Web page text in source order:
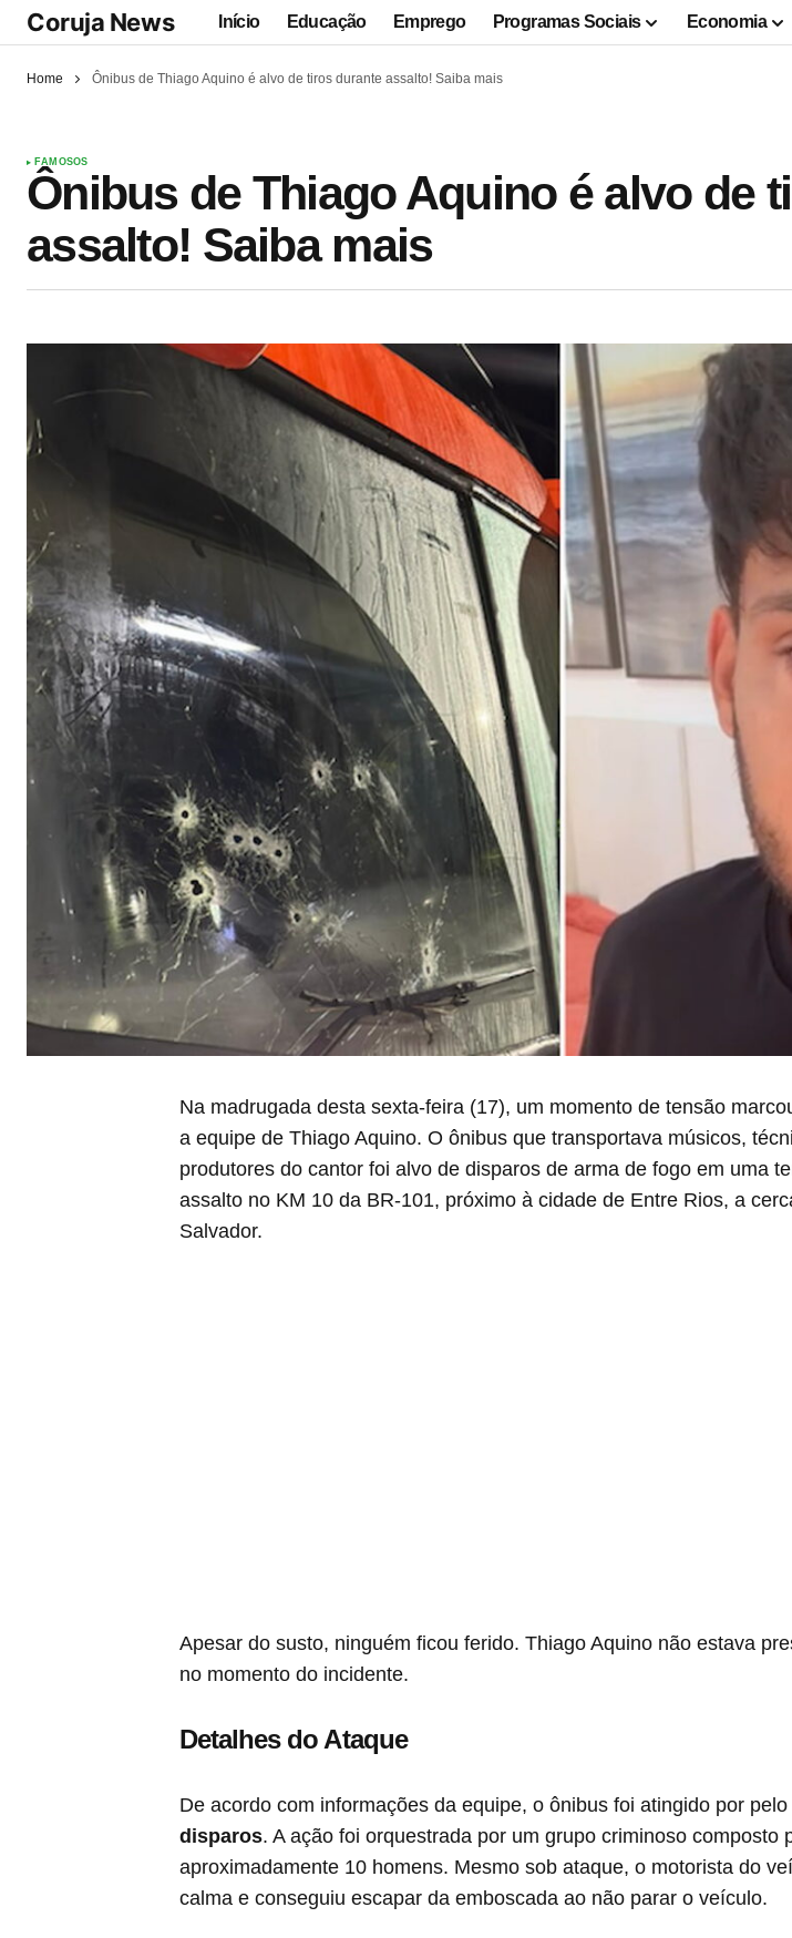
Coruja News Início Educação Emprego Programas Sociais Economia
Home Ônibus de Thiago Aquino é alvo de tiros durante assalto! Saiba mais
FAMOSOS
Ônibus de Thiago Aquino é alvo de
assalto! Saiba mais
Na madrugada desta sexta-feira (17), um momento de tensão
a equipe de Thiago Aquino. O ônibus que transportava músicos,
produtores do cantor foi alvo de disparos de arma de fogo em uma
assalto no KM 10 da BR-101, próximo à cidade de Entre Rios, a
Salvador.
Apesar do susto, ninguém ficou ferido. Thiago Aquino não estava
no momento do incidente.
Detalhes do Ataque
De acordo com informações da equipe, o ônibus foi atingido por
disparos. A ação foi orquestrada por um grupo criminoso composto
aproximadamente 10 homens. Mesmo sob ataque, o motorista do
calma e conseguiu escapar da emboscada ao não parar o veículo.